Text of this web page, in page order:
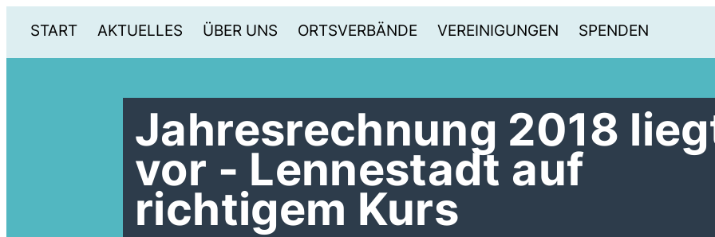
START AKTUELLES ÜBER UNS ORTSVERBÄNDE VEREINIGUNGEN SPENDEN
Jahresrechnung 2018
vor - Lennestadt auf
richtigem Kurs